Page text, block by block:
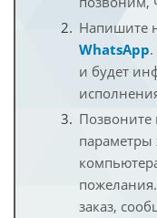
Напишите
WhatsApp
и будет
Позвоните
заказ,